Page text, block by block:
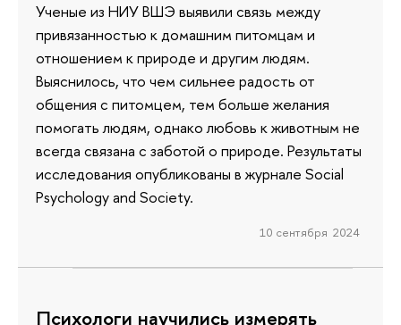
Ученые из НИУ ВШЭ выявили связь между
привязанностью к домашним питомцам и
отношением к природе и другим людям.
Выяснилось, что чем сильнее радость от
общения с питомцем, тем больше желания
помогать людям, однако любовь к животным не
всегда связана с заботой о природе. Результаты
исследования опубликованы в журнале Social
Psychology and Society.
10 сентября 2024
Психологи научились измерять